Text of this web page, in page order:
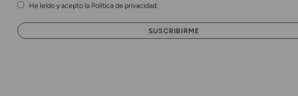
He leído y acepto la Política de privacidad.